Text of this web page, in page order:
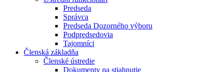
Predseda
Správca
Predseda Dozorného výboru
Podpredsedovia
Tajomníci
Členská základňa
Členské ústredie
Dokumenty na stiahnutie